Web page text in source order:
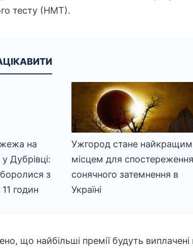
тесту (НМТ).
на
Дубрівці:
з
годин
Ужгород стане найкращим
місцем для спостереження
сонячного затемнення в
Україні
що найбільші премії будуть